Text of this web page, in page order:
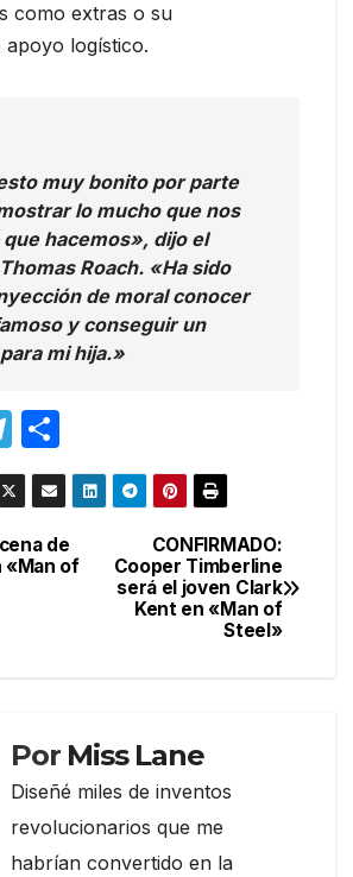
como extras o su
apoyo logístico.
muy bonito por parte
lo mucho que nos
hacemos», dijo el
Roach. «Ha sido
de moral conocer
y conseguir un
mi hija.»
T
el
e
gr
a
o
m
p
ar
CONFIRMADO:
Cooper Timberline
será el joven Clark
Kent en «Man of
Steel»
de
«Man of
Por Miss Lane
Diseñé miles de inventos
revolucionarios que me
habrían convertido en la